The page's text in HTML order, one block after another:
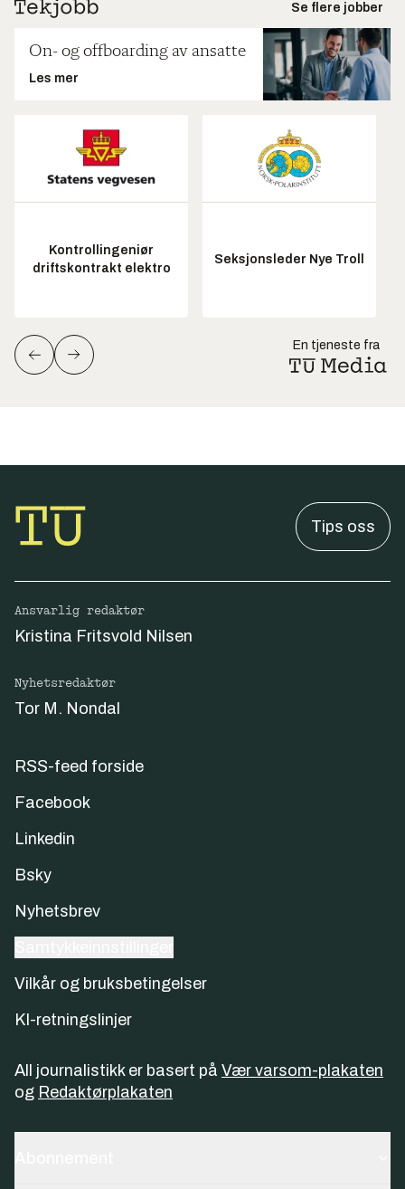
Se flere jobber
On- og offboarding av ansatte
Les mer
Kontrollingeniør
driftskontrakt elektro
Seksjonsleder Nye Troll
En tjeneste fra
Tips oss
Ansvarlig redaktør
Kristina Fritsvold Nilsen
Nyhetsredaktør
Tor M. Nondal
RSS-feed forside
Facebook
Linkedin
Bsky
Nyhetsbrev
Vilkår og bruksbetingelser
KI-retningslinjer
All journalistikk er basert på Vær varsom-plakaten
og Redaktørplakaten